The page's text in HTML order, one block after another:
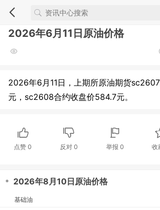
2026年6月11日原油价格
2026年6月11日，上期所原油期货
元，sc2608合约收盘价584.7元。
点赞0 反对 0 举报 0 收
・ 2026年8月10日原油价格
基础油